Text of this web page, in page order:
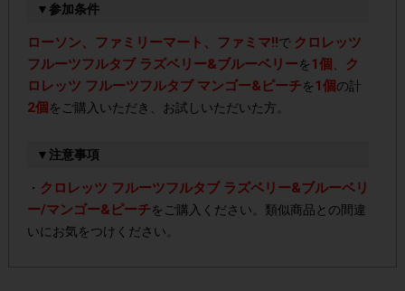
▼参加条件
ローソン、ファミリーマート、ファミマ!!で クロレッツ
フルーツフルタブ ラズベリー&ブルーベリーを1個
ク
ロレッツ フルーツフルタブ マンゴー&ピーチを1個の計
2個 をご購入いただき、お試しいただいた方。
▼注意事項
・ クロレッツ フルーツフルタブ ラズベリー&ブルーベリ
ー/マンゴー&ピーチをご購入ください。類似商品との間違
いにお気をつけください。